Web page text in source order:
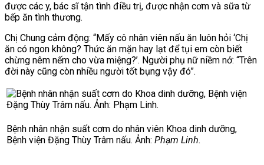
được các y, bác sĩ tận tình điều trị, được nhận cơm và sữa từ
bếp ăn tình thương.
Chị Chung cảm động: “Mấy cô nhân viên nấu ăn luôn hỏi ‘Chị
ăn có ngon không? Thức ăn mặn hay lạt để tụi em còn biết
chừng nêm nếm cho vừa miệng?’. Người phụ nữ niềm nở: “Trên
đời này cũng còn nhiều người tốt bụng vậy đó”.
Bệnh nhân nhận suất cơm do nhân viên Khoa dinh dưỡng,
Bệnh viện Đặng Thùy Trâm nấu. Ảnh: Phạm Linh.